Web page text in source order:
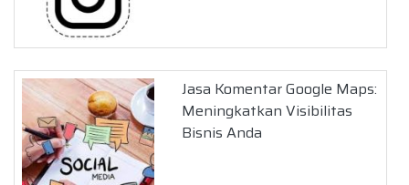
Jasa Komentar Google Maps:
Meningkatkan Visibilitas
Bisnis Anda